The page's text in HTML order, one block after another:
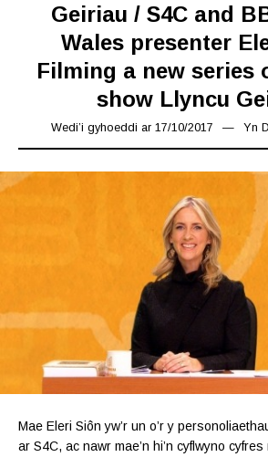
Geiriau / S4C and
Wales presenter
Filming a new series
show Llyncu
Wedi’i gyhoeddi ar 17/10/2017 16/03/Yn
Mae Eleri Siôn yw’r un o’r y
ar S4C, ac nawr mae’n hi’n cyflwyno